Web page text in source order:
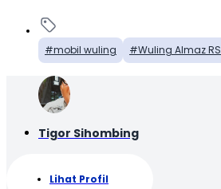
mobil wuling Wuling Almaz RS
Tigor Sihombing
Lihat Profil